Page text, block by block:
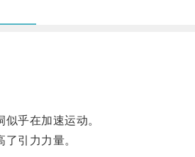
乎在加速运动。
引力力量。